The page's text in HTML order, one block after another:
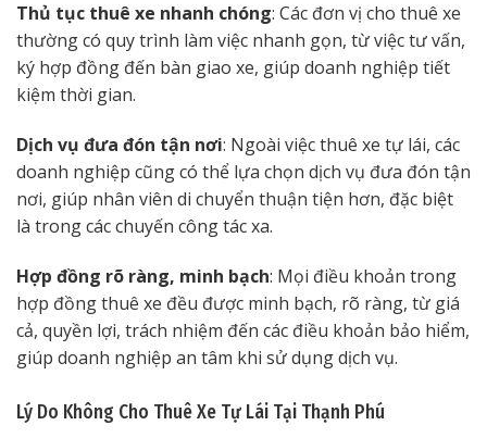
Thủ tục thuê xe nhanh chóng: Các đơn vị cho thuê xe
thường có quy trình làm việc nhanh gọn, từ việc tư vấn,
ký hợp đồng đến bàn giao xe, giúp doanh nghiệp tiết
kiệm thời gian.
Dịch vụ đưa đón tận nơi: Ngoài việc thuê xe tự lái, các
doanh nghiệp cũng có thể lựa chọn dịch vụ đưa đón tận
nơi, giúp nhân viên di chuyển thuận tiện hơn, đặc biệt
là trong các chuyến công tác xa.
Hợp đồng rõ ràng, minh bạch: Mọi điều khoản trong
hợp đồng thuê xe đều được minh bạch, rõ ràng, từ giá
cả, quyền lợi, trách nhiệm đến các điều khoản bảo hiểm,
giúp doanh nghiệp an tâm khi sử dụng dịch vụ.
Lý Do Không Cho Thuê Xe Tự Lái Tại Thạnh Phú